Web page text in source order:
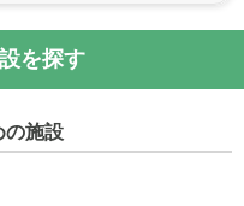
を探す
の施設